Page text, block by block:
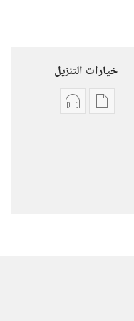
خيارات التنزيل
خياراتخيارات